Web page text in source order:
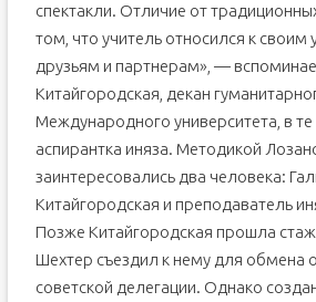
спектакли. Отличие от
том, что учитель относился к своим
друзьям и партнерам», —
Китайгородская, декан
Международного университета, в
аспирантка иняза. Методикой
заинтересовались два человека:
Китайгородская и преподаватель
Позже Китайгородская прошла
Шехтер съездил к нему для обмена
советской делегации. Однако